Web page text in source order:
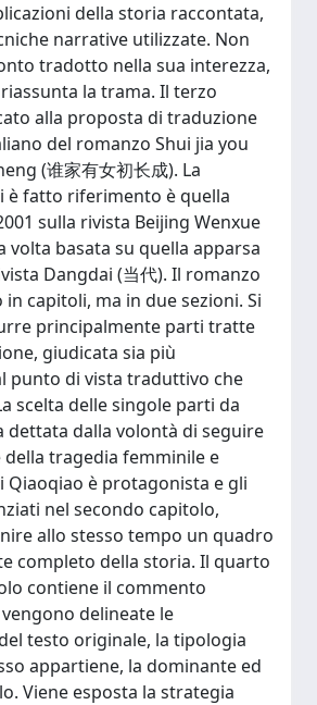
della storia raccontata,
narrative utilizzate. Non
tradotto nella sua interezza,
la trama. Il terzo
alla proposta di traduzione
del romanzo Shui jia you
(谁家有女初长成). La
è fatto riferimento è quella
sulla rivista Beijing Wenxue
volta basata su quella apparsa
Dangdai (当代). Il romanzo
capitoli, ma in due sezioni. Si
principalmente parti tratte
giudicata sia più
punto di vista traduttivo che
scelta delle singole parti da
dettata dalla volontà di seguire
tragedia femminile e
Qiaoqiao è protagonista e gli
nel secondo capitolo,
allo stesso tempo un quadro
completo della storia. Il quarto
contiene il commento
delineate le
testo originale, la tipologia
appartiene, la dominante ed
Viene esposta la strategia